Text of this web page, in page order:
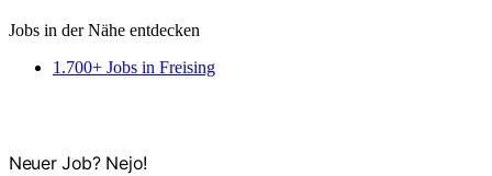
Jobs in der Nähe entdecken
1.700+ Jobs in Freising
Neuer Job? Nejo!